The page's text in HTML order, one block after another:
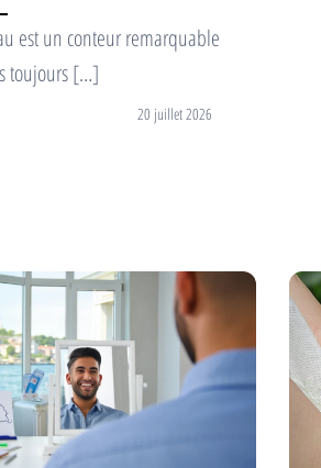
est un conteur remarquable
toujours […]
20 juillet 2026